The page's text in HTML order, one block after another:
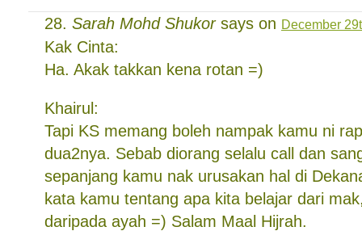
Sarah Mohd Shukorsays on December
Kak Cinta:
Ha. Akak takkan kena rotan =)
Khairul:
Tapi KS memang boleh nampak kamu ni
dua2nya. Sebab diorang selalu call dan
sepanjang kamu nak urusakan hal di
kata kamu tentang apa kita belajar dari
daripada ayah =) Salam Maal Hijrah.